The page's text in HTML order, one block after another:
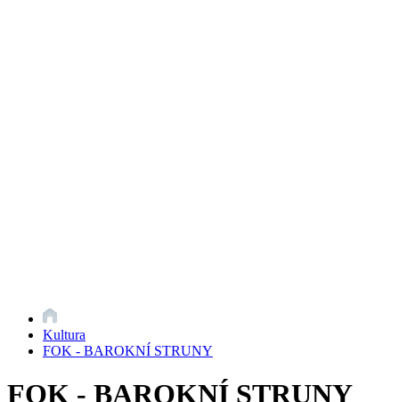
Kultura
FOK - BAROKNÍ STRUNY
FOK - BAROKNÍ STRUNY